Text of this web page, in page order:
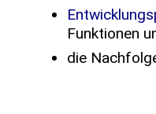
Funktionen
die